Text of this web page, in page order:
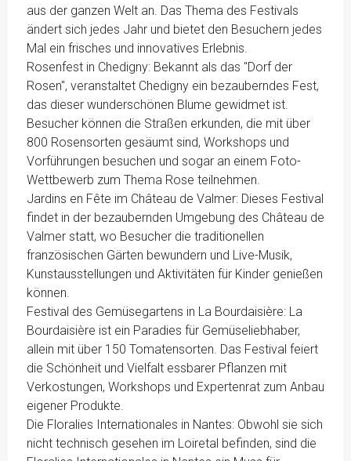
aus der ganzen Welt an. Das Thema des Festivals
ändert sich jedes Jahr und bietet den Besuchern jedes
Mal ein frisches und innovatives Erlebnis.
Rosenfest in Chedigny: Bekannt als das "Dorf der
Rosen", veranstaltet Chedigny ein bezauberndes Fest,
das dieser wunderschönen Blume gewidmet ist.
Besucher können die Straßen erkunden, die mit über
800 Rosensorten gesäumt sind, Workshops und
Vorführungen besuchen und sogar an einem Foto-
Wettbewerb zum Thema Rose teilnehmen.
Jardins en Fête im Château de Valmer: Dieses Festival
findet in der bezaubernden Umgebung des Château de
Valmer statt, wo Besucher die traditionellen
französischen Gärten bewundern und Live-Musik,
Kunstausstellungen und Aktivitäten für Kinder genießen
können.
Festival des Gemüsegartens in La Bourdaisière: La
Bourdaisière ist ein Paradies für Gemüseliebhaber,
allein mit über 150 Tomatensorten. Das Festival feiert
die Schönheit und Vielfalt essbarer Pflanzen mit
Verkostungen, Workshops und Expertenrat zum Anbau
eigener Produkte.
Die Floralies Internationales in Nantes: Obwohl sie sich
nicht technisch gesehen im Loiretal befinden, sind die